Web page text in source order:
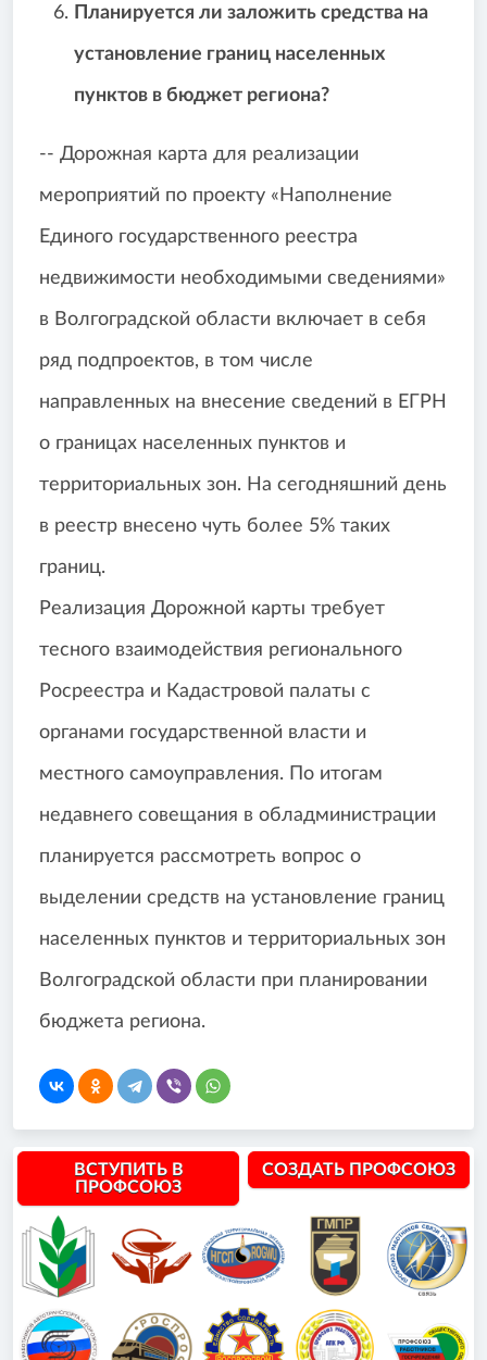
Планируется ли заложить средства на
установление границ населенных
пунктов в бюджет региона?
-- Дорожная карта для реализации
мероприятий по проекту «Наполнение
Единого государственного реестра
недвижимости необходимыми сведениями»
в Волгоградской области включает в себя
ряд подпроектов, в том числе
направленных на внесение сведений в ЕГРН
о границах населенных пунктов и
территориальных зон. На сегодняшний день
в реестр внесено чуть более 5% таких
границ.
Реализация Дорожной карты требует
тесного взаимодействия регионального
Росреестра и Кадастровой палаты с
органами государственной власти и
местного самоуправления. По итогам
недавнего совещания в обладминистрации
планируется рассмотреть вопрос о
выделении средств на установление границ
населенных пунктов и территориальных зон
Волгоградской области при планировании
бюджета региона.
ВСТУПИТЬ В
ПРОФСОЮЗ
СОЗДАТЬ ПРОФСОЮЗ